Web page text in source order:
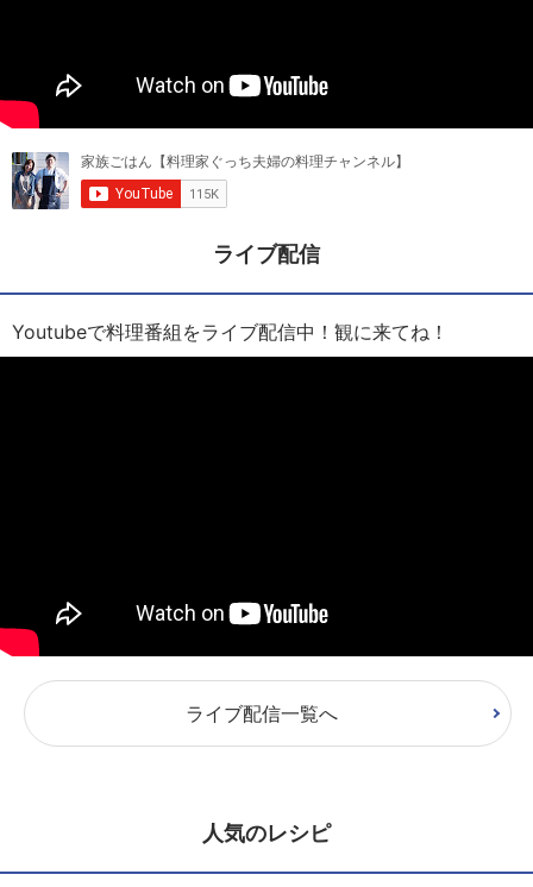
ライブ配信
Youtubeで料理番組をライブ配信中！観に来てね！
ライブ配信一覧へ
人気のレシピ